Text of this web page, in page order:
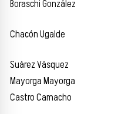
Boraschi González
Chacón Ugalde
Suárez Vásquez
Mayorga Mayorga
Castro Camacho